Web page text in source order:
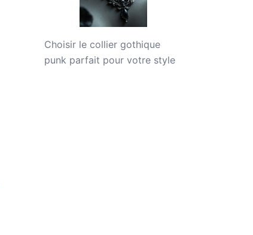
Choisir le collier gothique
punk parfait pour votre style